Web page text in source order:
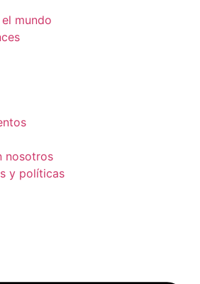
mundo
nosotros
y políticas